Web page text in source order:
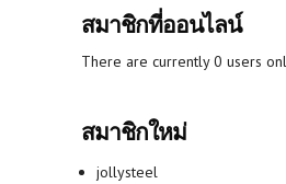
สมาชิกที่ออนไลน์
There are currently 0 users
สมาชิกใหม่
jollysteel